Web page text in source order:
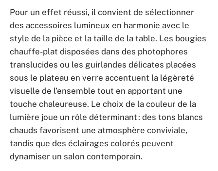
Pour un effet réussi, il convient de sélectionner
des accessoires lumineux en harmonie avec le
style de la pièce et la taille de la table. Les bougies
chauffe-plat disposées dans des photophores
translucides ou les guirlandes délicates placées
sous le plateau en verre accentuent la légèreté
visuelle de l’ensemble tout en apportant une
touche chaleureuse. Le choix de la couleur de la
lumière joue un rôle déterminant : des tons blancs
chauds favorisent une atmosphère conviviale,
tandis que des éclairages colorés peuvent
dynamiser un salon contemporain.